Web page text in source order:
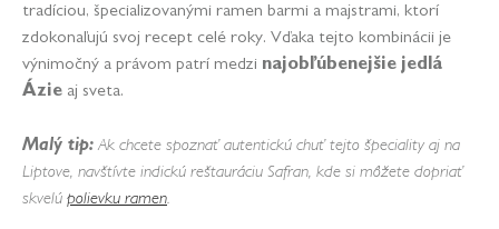
tradíciou, špecializovanými ramen barmi a majstrami, ktorí
zdokonaľujú svoj recept celé roky. Vďaka tejto kombinácii je
výnimočný a právom patrí medzi najobľúbenejšie jedlá
Ázie aj sveta.
Malý tip: Ak chcete spoznať autentickú chuť tejto špeciality aj na
Liptove, navštívte indickú reštauráciu Safran, kde si môžete dopriať
skvelú polievku ramen